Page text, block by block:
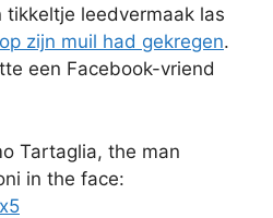
leedvermaak las
zijn muil had gekregen.
een Facebook-vriend
Tartaglia, the man
in the face: